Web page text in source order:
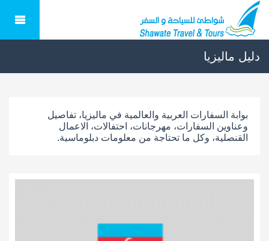
دليل ماليزيا
بوابة السفارات العربية والعالمية في ماليزيا، تفاصيل
وعناوين السفارات، مهرجانات، احتفالات، الاعمال
القنصلية، وكل ما تحتاجة من معلومات دبلوماسية.